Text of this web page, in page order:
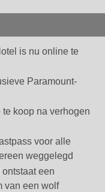
is nu online te
Paramount-
koop na verhogen
voor alle
weggelegd
een
van een wolf